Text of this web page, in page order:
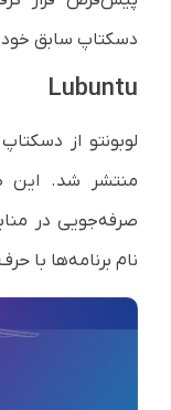
دسکتاپ سابق
Lubuntu
لوبونتو از
منتشر شد. این
صرفه‌جویی در
نام برنامه‌ها با